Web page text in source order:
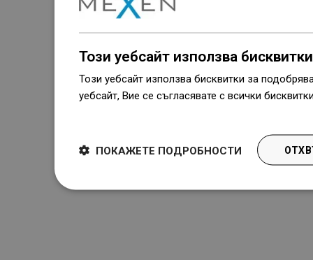
Този уебсайт използва бисквитки
Този уебсайт използва бисквитки за
уебсайт, Вие се съгласявате с всички
ПОКАЖЕТЕ ПОДРОБНОСТИ